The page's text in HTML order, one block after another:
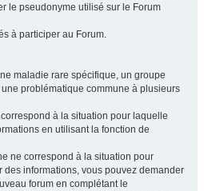
le pseudonyme utilisé sur le Forum
à participer au Forum.
maladie rare spécifique, un groupe
problématique commune à plusieurs
à la situation pour laquelle
en utilisant la fonction de
ne correspond à la situation pour
des informations, vous pouvez demander
forum en complétant le